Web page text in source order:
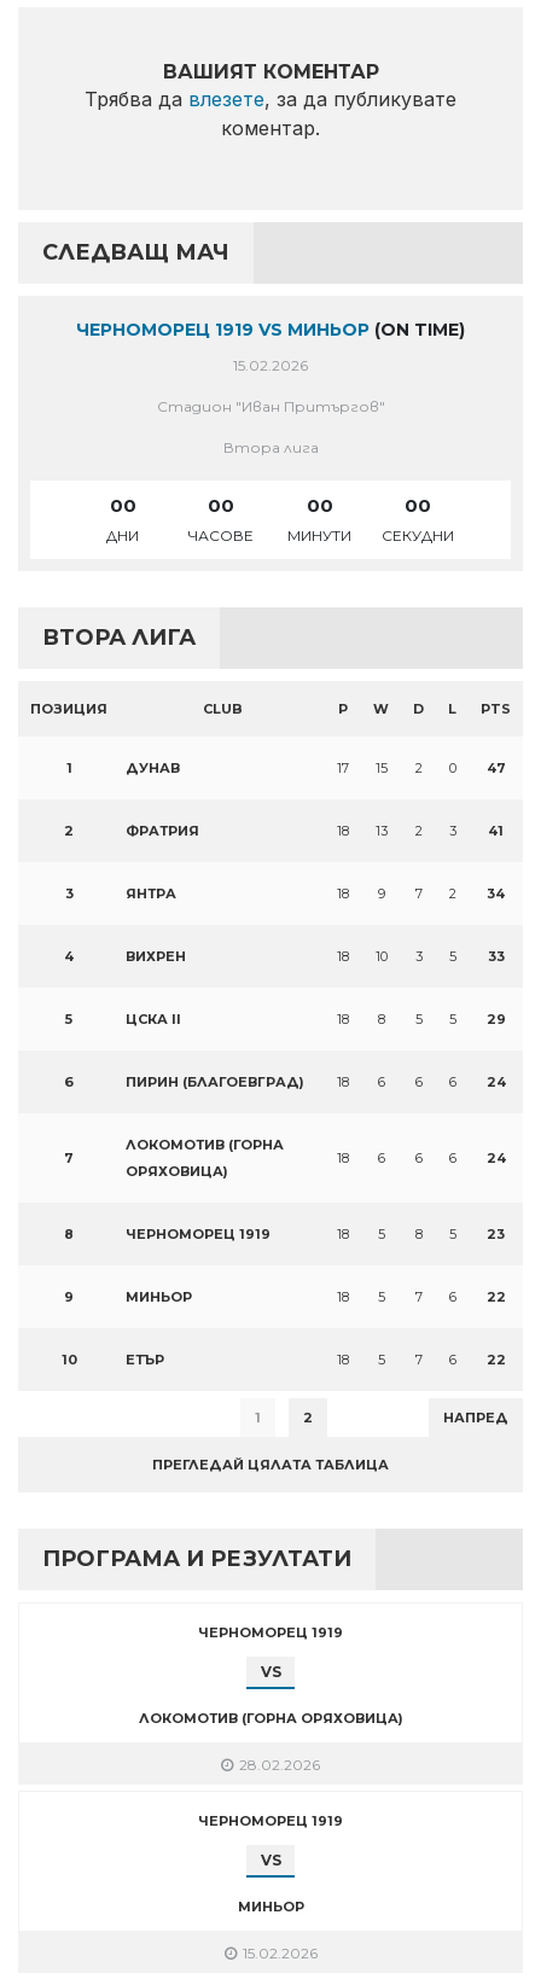
ВАШИЯТ КОМЕНТАР
Трябва да влезете, за да публикувате
коментар.
СЛЕДВАЩ МАЧ
ЧЕРНОМОРЕЦ 1919 VS МИНЬОР (ON TIME)
15.02.2026
Стадион "Иван Притъргов"
Втора лига
00
ДНИ
00
ЧАСОВЕ
00
МИНУТИ
00
СЕКУДНИ
ВТОРА ЛИГА
ПОЗИЦИЯ CLUB P W D L PTS
1 ДУНАВ 17 15 2 0 47
2 ФРАТРИЯ 18 13 2 3 41
3 ЯНТРА 18 9 7 2 34
4 ВИХРЕН 18 10 3 5 33
5 ЦСКА II 18 8 5 5 29
6 ПИРИН (БЛАГОЕВГРАД) 18 6 6 6 24
7
ЛОКОМОТИВ (ГОРНА
ОРЯХОВИЦА)
18 6 6 6 24
8 ЧЕРНОМОРЕЦ 1919 18 5 8 5 23
9 МИНЬОР 18 5 7 6 22
10 ЕТЪР 18 5 7 6 22
1 2 НАПРЕД
ПРЕГЛЕДАЙ ЦЯЛАТА ТАБЛИЦА
ПРОГРАМА И РЕЗУЛТАТИ
ЧЕРНОМОРЕЦ 1919
VS
ЛОКОМОТИВ (ГОРНА ОРЯХОВИЦА)
28.02.2026
ЧЕРНОМОРЕЦ 1919
VS
МИНЬОР
15.02.2026